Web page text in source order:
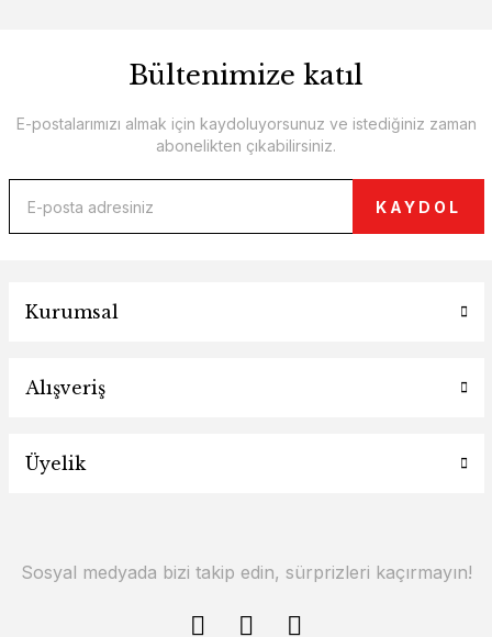
Bültenimize katıl
E-postalarımızı almak için kaydoluyorsunuz ve istediğiniz zaman
abonelikten çıkabilirsiniz.
KAYDOL
Kurumsal
Alışveriş
Üyelik
Sosyal medyada bizi takip edin, sürprizleri kaçırmayın!